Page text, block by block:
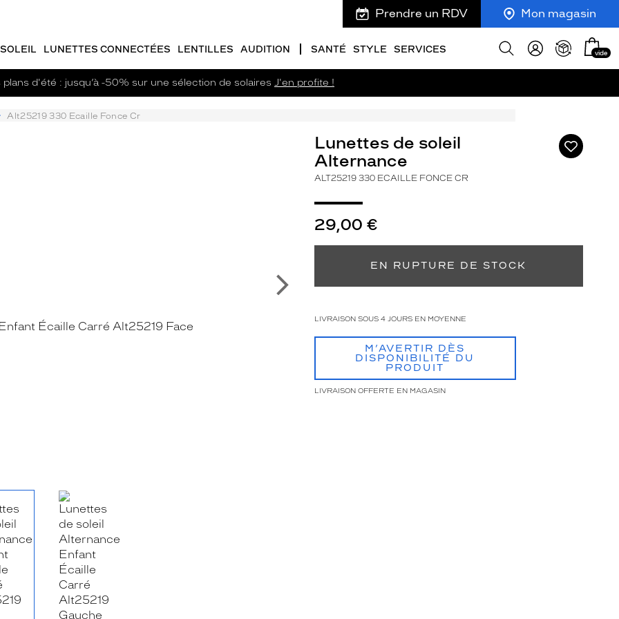
Prendre un RDV Mon magasin
LUNETTES CONNECTÉES LENTILLES AUDITION SANTÉ STYLE SERVICES
Afficher
Mon
panier
vide
plans d'été : jusqu’à -50% sur une sélection de solaires J'en profite !
Alt25219 330 Ecaille Fonce Cr
Ajouter
à
Suivant
Lunettes de soleil
Alternance
ALT25219 330 ECAILLE FONCE CR
29,00 €
EN RUPTURE DE STOCK
LIVRAISON SOUS 4 JOURS EN MOYENNE
M’AVERTIR DÈS
DISPONIBILITÉ DU
PRODUIT
LIVRAISON OFFERTE EN MAGASIN